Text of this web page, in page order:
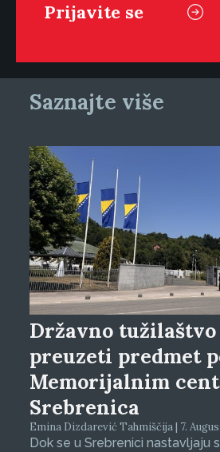
Saznajte više
Državno
preuzeti predmet
Memorijalnim
Srebrenica
Emina Dizdarević Tahmiščija | 7.
Dok se u Srebrenici nastavljaju